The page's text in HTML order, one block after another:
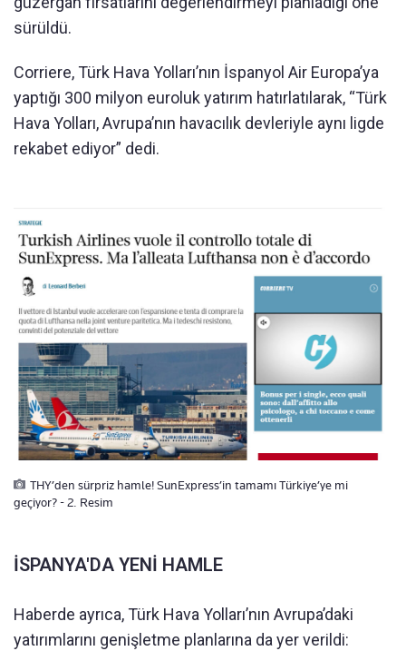
sürüldü.
Corriere, Türk Hava Yolları’nın İspanyol Air Europa’ya
yaptığı 300 milyon euroluk yatırım hatırlatılarak, “Türk
Hava Yolları, Avrupa’nın havacılık devleriyle aynı ligde
rekabet ediyor” dedi.
THY’den sürpriz hamle! SunExpress’in tamamı Türkiye’ye mi
geçiyor? - 2. Resim
İSPANYA'DA YENİ HAMLE
Haberde ayrıca, Türk Hava Yolları’nın Avrupa’daki
yatırımlarını genişletme planlarına da yer verildi: